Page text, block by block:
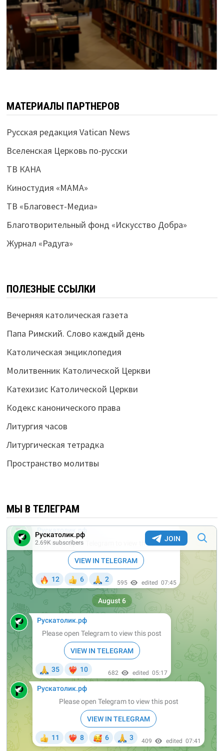
МАТЕРИАЛЫ ПАРТНЕРОВ
Русская редакция Vatican News
Вселенская Церковь по-русски
ТВ КАНА
Киностудия «МАМА»
ТВ «Благовест-Медиа»
Благотворительный фонд «Искусство Добра»
Журнал «Радуга»
ПОЛЕЗНЫЕ ССЫЛКИ
Вечерняя католическая газета
Папа Римский. Слово каждый день
Католическая энциклопедия
Молитвенник Католической Церкви
Катехизис Католической Церкви
Кодекс канонического права
Литургия часов
Литургическая тетрадка
Пространство молитвы
МЫ В ТЕЛЕГРАМ